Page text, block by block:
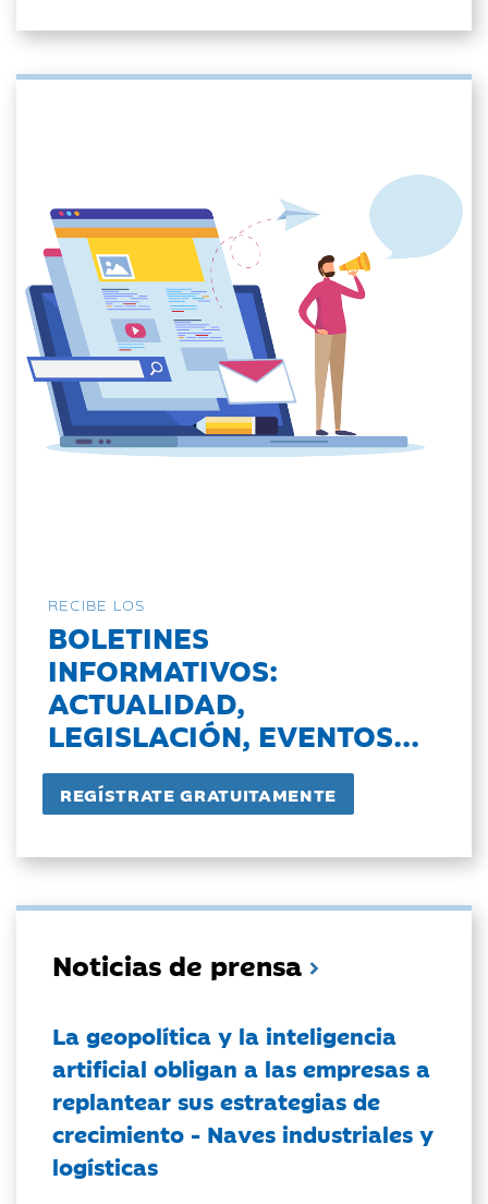
RECIBE LOS
BOLETINES
INFORMATIVOS:
ACTUALIDAD,
LEGISLACIÓN, EVENTOS...
Noticias de prensa
La geopolítica y la inteligencia
artificial obligan a las empresas a
replantear sus estrategias de
crecimiento - Naves industriales y
logísticas